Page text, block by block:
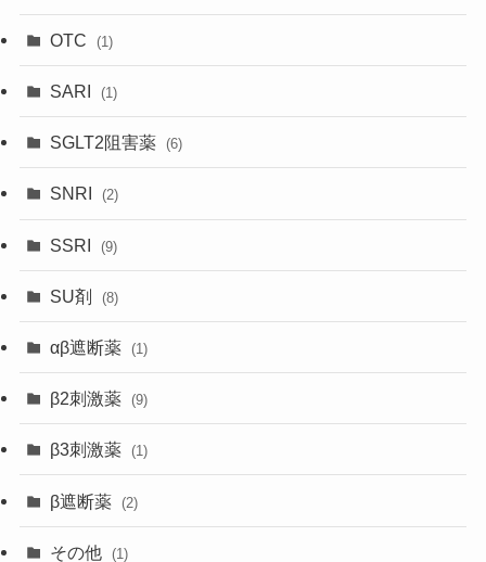
OTC (1)
SARI (1)
SGLT2阻害薬 (6)
SNRI (2)
SSRI (9)
SU剤 (8)
αβ遮断薬 (1)
β2刺激薬 (9)
β3刺激薬 (1)
β遮断薬 (2)
その他 (1)